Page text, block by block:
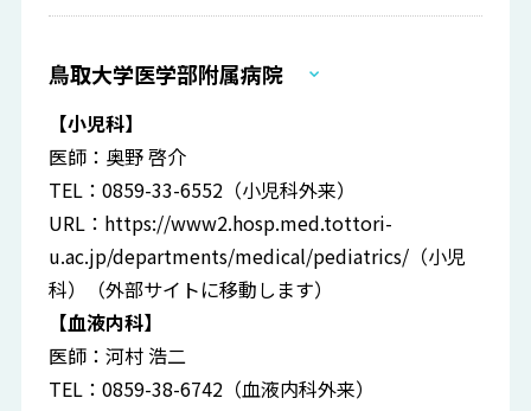
鳥取大学医学部附属病院
【小児科】
医師：奥野 啓介
TEL：0859-33-6552（小児科外来）
URL： https://www2.hosp.med.tottori-
u.ac.jp/departments/medical/pediatrics/ （小児
科）（外部サイトに移動します）
【血液内科】
医師：河村 浩二
TEL：0859-38-6742（血液内科外来）